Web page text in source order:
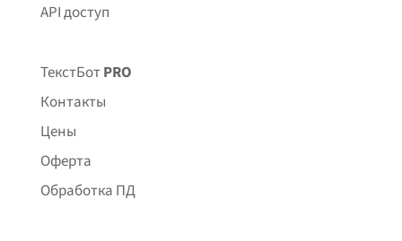
API доступ
ТекстБотPRO
Контакты
Цены
Оферта
Обработка ПД